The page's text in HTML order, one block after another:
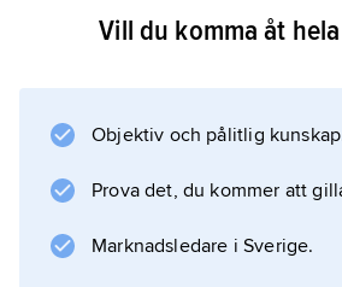
norra Nigeria, t.ex. Kaduna,
byggs av lera med antingen
plant lertak. Oftast är husen
Vill du komma åt
Objektiv och pålitlig
Prova det, du kommer att
Marknadsledare i Sverige.